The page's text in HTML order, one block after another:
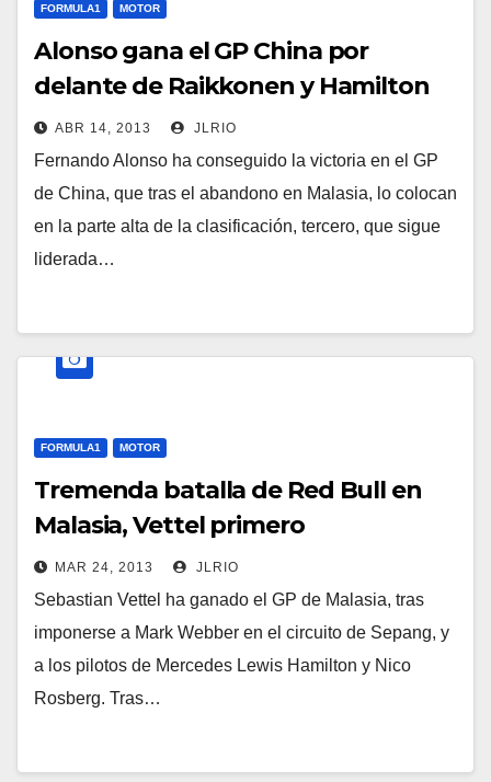
FORMULA1 MOTOR
Alonso gana el GP China por
delante de Raikkonen y Hamilton
ABR 14, 2013 JLRIO
Fernando Alonso ha conseguido la victoria en el GP
de China, que tras el abandono en Malasia, lo colocan
en la parte alta de la clasificación, tercero, que sigue
liderada…
FORMULA1 MOTOR
Tremenda batalla de Red Bull en
Malasia, Vettel primero
MAR 24, 2013 JLRIO
Sebastian Vettel ha ganado el GP de Malasia, tras
imponerse a Mark Webber en el circuito de Sepang, y
a los pilotos de Mercedes Lewis Hamilton y Nico
Rosberg. Tras…